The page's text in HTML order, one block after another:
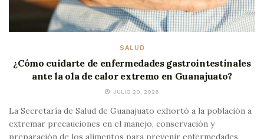
SALUD
¿Cómo cuidarte de enfermedades gastrointestinales
ante la ola de calor extremo en Guanajuato?
JULIO 20, 2026
La Secretaría de Salud de Guanajuato exhortó a la población a
extremar precauciones en el manejo, conservación y
preparación de los alimentos para prevenir enfermedades